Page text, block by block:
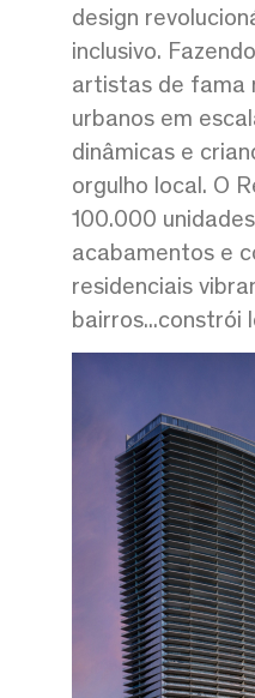
design
inclusivo.
artistas de fama
urbanos em
dinâmicas e
orgulho local. O
100.000
acabamentos e
residenciais
bairros...constrói